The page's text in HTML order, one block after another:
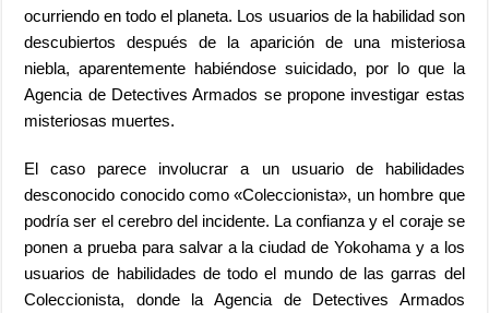
ocurriendo en todo el planeta. Los usuarios de la habilidad son
descubiertos después de la aparición de una misteriosa
niebla, aparentemente habiéndose suicidado, por lo que la
Agencia de Detectives Armados se propone investigar estas
misteriosas muertes.
El caso parece involucrar a un usuario de habilidades
desconocido conocido como «Coleccionista», un hombre que
podría ser el cerebro del incidente. La confianza y el coraje se
ponen a prueba para salvar a la ciudad de Yokohama y a los
usuarios de habilidades de todo el mundo de las garras del
Coleccionista, donde la Agencia de Detectives Armados